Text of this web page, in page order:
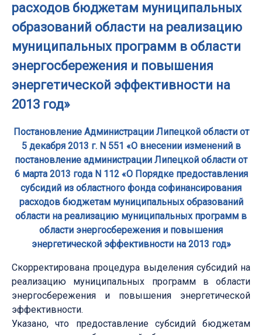
расходов бюджетам муниципальных
образований области на реализацию
муниципальных программ в области
энергосбережения и повышения
энергетической эффективности на
2013 год»
Постановление Администрации Липецкой области от
5 декабря 2013 г. N 551 «О внесении изменений в
постановление администрации Липецкой области от
6 марта 2013 года N 112 «О Порядке предоставления
субсидий из областного фонда софинансирования
расходов бюджетам муниципальных образований
области на реализацию муниципальных программ в
области энергосбережения и повышения
энергетической эффективности на 2013 год»
Скорректирована процедура выделения субсидий на
реализацию муниципальных программ в области
энергосбережения и повышения энергетической
эффективности.
Указано, что предоставление субсидий бюджетам